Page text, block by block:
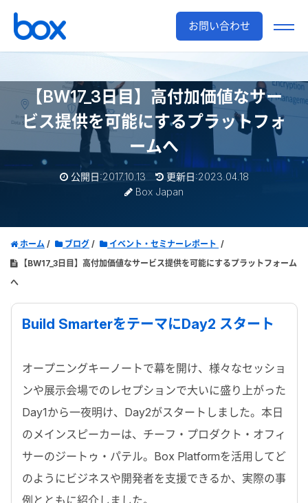
お問い合わせ
【BW17_3日目】高付加価値なサー
ビス提供を可能にするプラットフォ
ームへ
公開日:2017.10.13
更新日:2023.04.18
Box Japan
ホーム ブログ
イベント・セミナーレポート
【BW17_3日目】高付加価値なサービス提供を可能にするプラットフォーム
へ
Build SmarterをテーマにDay2 スタート
オープニングキーノートで幕を開け、様々なセッショ
ンや展示会場でのレセプションで大いに盛り上がった
Day1から一夜明け、Day2がスタートしました。本日
のメインスピーカーは、チーフ・プロダクト・オフィ
サーのジートゥ・パテル。Box Platformを活用してど
のようにビジネスや開発者を支援できるか、実際の事
例とともに紹介しました。